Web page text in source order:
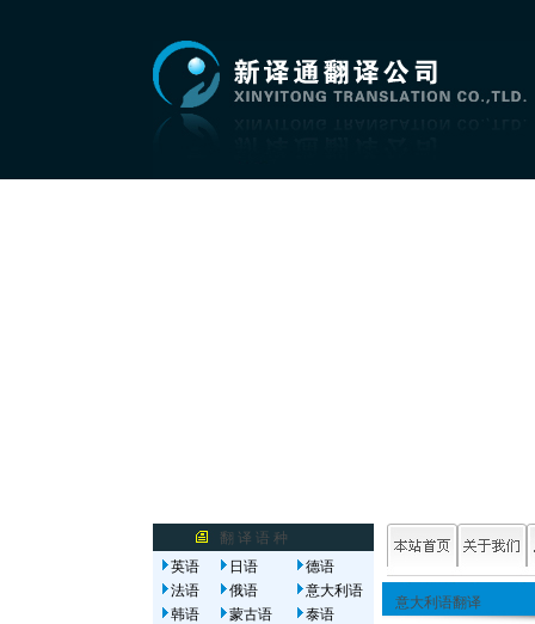
翻 译 语 种
英语
日语
德语
法语
俄语
意大利语
韩语
蒙古语
泰语
意大利语翻译